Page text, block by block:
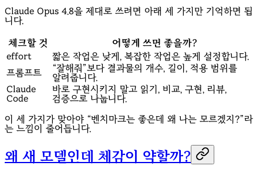
Claude Opus 4.8을 제대로 쓰려면 아래 세 가지만 기억하면 됩
니다.
체크할 것
어떻게 쓰면 좋을까?
effort
짧은 작업은 낮게, 복잡한 작업은 높게 설정합니다.
프롬프트
“잘해줘”보다 결과물의 개수, 길이, 적용 범위를
알려줍니다.
Claude
Code
바로 구현시키지 말고 읽기, 비교, 구현, 리뷰,
검증으로 나눕니다.
이 세 가지가 맞아야 “벤치마크는 좋은데 왜 나는 모르겠지?”라
는 느낌이 줄어듭니다.
왜 새 모델인데 체감이 약할까?